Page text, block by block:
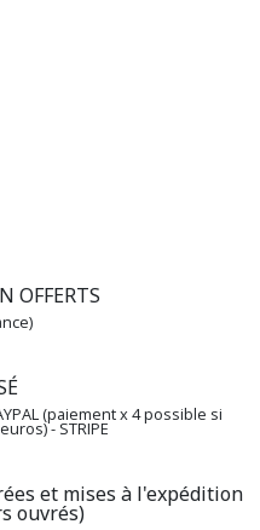
OFFERTS
(paiement x 4 possible si
- STRIPE
et mises à l'expédition
ouvrés)